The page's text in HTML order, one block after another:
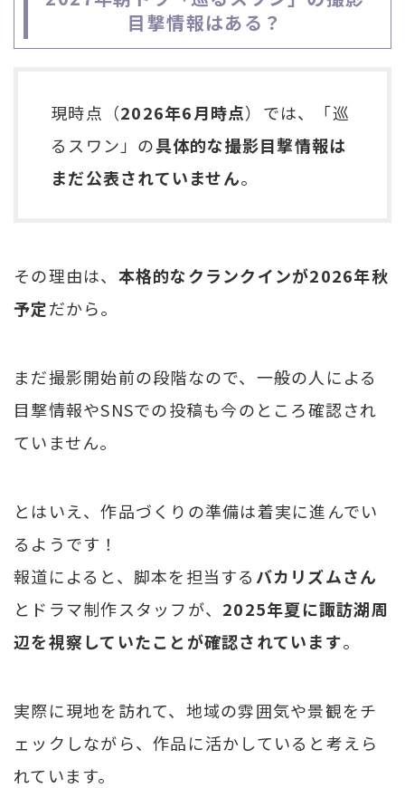
目撃情報はある？
現時点（2026年6月時点）では、「巡
るスワン」の具体的な撮影目撃情報は
まだ公表されていません。
その理由は、 本格的なクランクインが2026年秋
予定だから。
まだ撮影開始前の段階なので、一般の人による
目撃情報やSNSでの投稿も今のところ確認され
ていません。
とはいえ、作品づくりの準備は着実に進んでい
るようです！
報道によると、脚本を担当する バカリズムさん
とドラマ制作スタッフが、 2025年夏に諏訪湖周
辺を視察していたことが確認されています。
実際に現地を訪れて、地域の雰囲気や景観をチ
ェックしながら、作品に活かしていると考えら
れています。